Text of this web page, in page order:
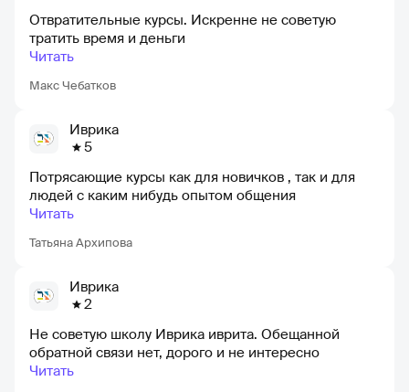
Макс Чебатков
Отвратительные курсы. Искренне не советую
тратить время и деньги
Читать
Иврика
5
Татьяна Архипова
Потрясающие курсы как для новичков , так и для
людей с каким нибудь опытом общения
Читать
Иврика
2
Не советую школу Иврика иврита. Обещанной
обратной связи нет, дорого и не интересно
Читать